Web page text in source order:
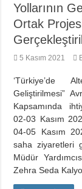
Yollarının
Ortak
5 Kasım 2021
‘Türkiye’de
Geliştirilmesi”
Kapsamında
02-03 Kasım
04-05 Kasım
saha ziyaretleri
Müdür
Zehra Seda